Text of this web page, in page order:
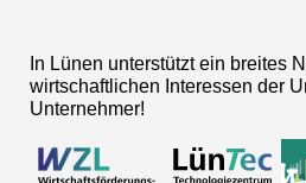
In Lünen unterstützt ein breites
wirtschaftlichen Interessen der
Unternehmer!